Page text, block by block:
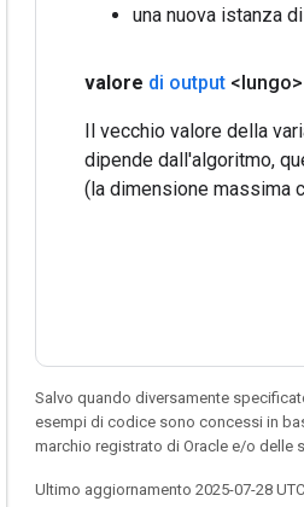
una nuova istanza
valore di output
Il vecchio valore della
dipende dall'algoritmo,
(la dimensione massima
Salvo quando diversamente
esempi di codice sono concessi in
marchio registrato di Oracle e/o delle
Ultimo aggiornamento 2025-07-28 UTC.